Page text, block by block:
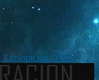
Exploración OVNI